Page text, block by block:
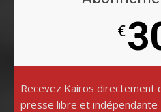
€
Recevez Kairos directement
presse libre et indépendante